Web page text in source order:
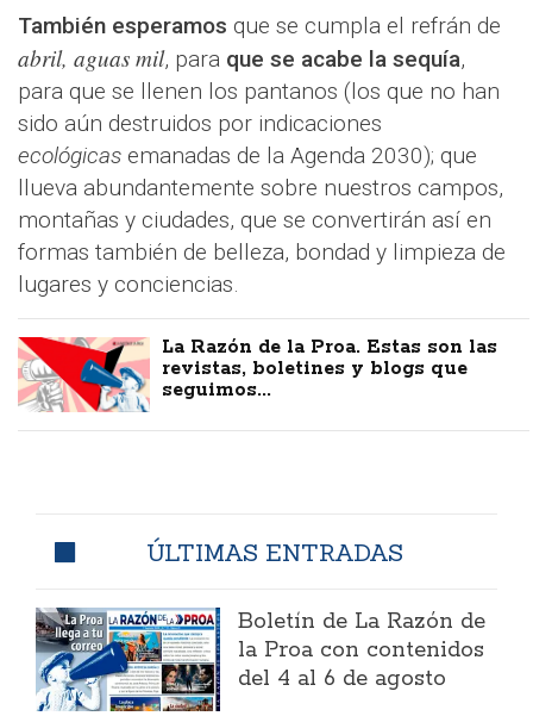
También esperamos que se cumpla el refrán de
abril, aguas mil, para que se acabe la sequía,
para que se llenen los pantanos (los que no han
sido aún destruidos por indicaciones
ecológicas emanadas de la Agenda 2030); que
llueva abundantemente sobre nuestros campos,
montañas y ciudades, que se convertirán así en
formas también de belleza, bondad y limpieza de
lugares y conciencias.
La Razón de la Proa. Estas son las
revistas, boletines y blogs que
seguimos...
ÚLTIMAS ENTRADAS
Boletín de La Razón de
la Proa con contenidos
del 4 al 6 de agosto